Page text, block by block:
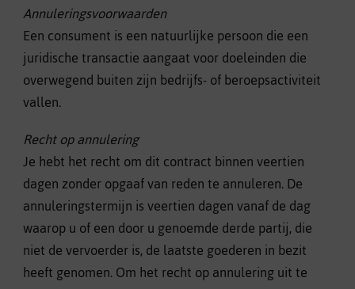
Annuleringsvoorwaarden
Een consument is een natuurlijke persoon die een
juridische transactie aangaat voor doeleinden die
overwegend buiten zijn bedrijfs- of beroepsactiviteit
vallen.
Recht op annulering
Je hebt het recht om dit contract binnen veertien
dagen zonder opgaaf van reden te annuleren. De
annuleringstermijn is veertien dagen vanaf de dag
waarop u of een door u genoemde derde partij, die
niet de vervoerder is, de laatste goederen in bezit
heeft genomen. Om het recht op annulering uit te